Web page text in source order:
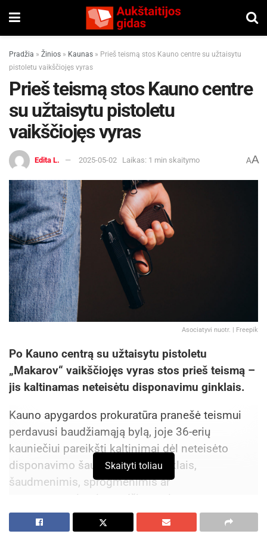
Pradžia » Žinios » Kaunas » Prieš teismą stos Kauno centre su užtaisytu
pistoletu vaikščiojęs vyras
Prieš teismą stos Kauno centre
su užtaisytu pistoletu
vaikščiojęs vyras
Edita L. 2025-05-02 Laikas: 1 min skaitymo AA
Asociatyvi nuotr. | Freepik
Po Kauno centrą su užtaisytu pistoletu
„Makarov“ vaikščiojęs vyras stos prieš teismą –
jis kaltinamas neteisėtu disponavimu ginklais.
Kauno apygardos prokuratūra pranešė teismui
perdavusi baudžiamąją bylą, joje 36-erių
kauniečiui pareikšti kaltinimai dėl neteisėto
disponavimo šaunamaisiais ginklais,
šaudmenimis, sprogmenimis ar
sprogstamosiomis medžiagomis.
Aktualios naujienos
Skaityti toliau